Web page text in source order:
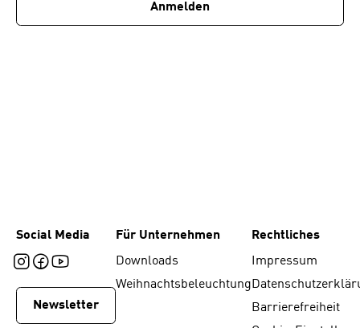
Anmelden
Social Media
Newsletter
Für Unternehmen
Downloads
Weihnachtsbeleuchtung
Rechtliches
Impressum
Barrierefreiheit